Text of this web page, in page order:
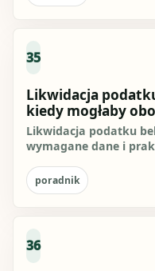
35
Likwidacja
kiedy mogłaby
Likwidacja podatku
wymagane dane i
poradnik
36